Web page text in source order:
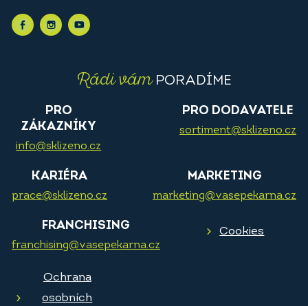
Rádi vámPORADÍME
PRO
ZÁKAZNÍKY
info@sklizeno.cz
PRO DODAVATELE
sortiment@sklizeno.cz
KARIÉRA
prace@sklizeno.cz
MARKETING
marketing@vasepekarna.cz
FRANCHISING
franchising@vasepekarna.cz
Cookies
Ochrana
osobních